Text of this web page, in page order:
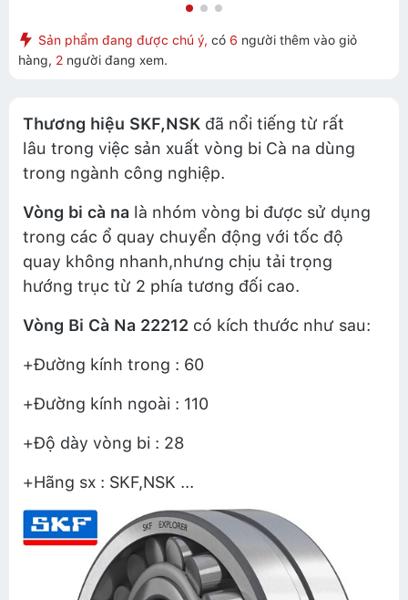
Sản phẩm đang được chú ý, có 6 người thêm vào giỏ
hàng, 2 người đang xem.
Thương hiệu SKF,NSK đã nổi tiếng từ rất
lâu trong việc sản xuất vòng bi Cà na dùng
trong ngành công nghiệp.
Vòng bi cà na là nhóm vòng bi được sử dụng
trong các ổ quay chuyển động với tốc độ
quay không nhanh,nhưng chịu tải trọng
hướng trục từ 2 phía tương đối cao.
Vòng Bi Cà Na 22212 có kích thước như sau:
+Đường kính trong : 60
+Đường kính ngoài : 110
+Độ dày vòng bi : 28
+Hãng sx : SKF,NSK ...